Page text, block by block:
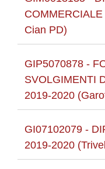
Cian PD)
GIP5070878 -
SVOLGIMENTI
2019-2020
GI07102079 -
2019-2020